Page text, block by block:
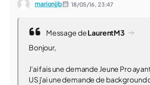
marionjjb 18/05/16, 23:47
Message deLaurentM3
Bonjour,
J'ai fais une demande Jeune Pro
US j'ai une demande de background